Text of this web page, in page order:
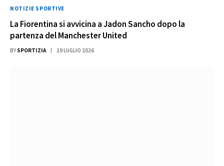
NOTIZIE SPORTIVE
La Fiorentina si avvicina a Jadon Sancho dopo la
partenza del Manchester United
BY SPORTIZIA 29 LUGLIO 2026